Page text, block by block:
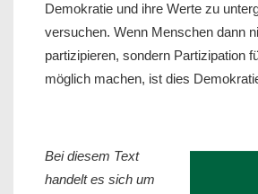
Demokratie und ihre Werte zu
versuchen. Wenn Menschen dann
partizipieren, sondern Partizipation
möglich machen, ist dies
Bei diesem Text
handelt es sich um